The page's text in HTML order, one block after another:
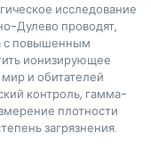
исследование
Дулево проводят,
с повышенным
ионизирующее
и обитателей
контроль, гамма-
плотности
загрязнения.